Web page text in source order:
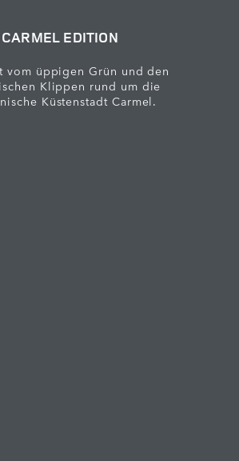
CARMEL EDITION
vom üppigen Grün und den
Klippen rund um die
Küstenstadt Carmel.